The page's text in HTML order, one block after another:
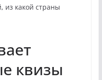
какой страны
квизы